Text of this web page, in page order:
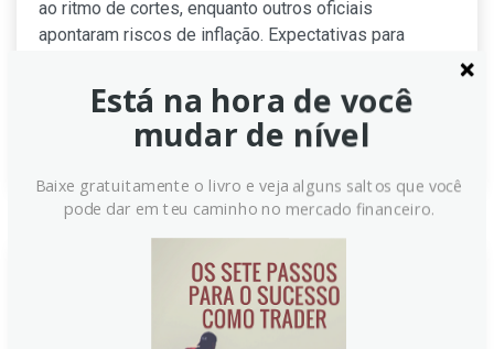
ao ritmo de cortes, enquanto outros oficiais
apontaram riscos de inflação. Expectativas para
ajudaram a moldar o humor do mercado.
Continue lendo
GBP: Bailey indica que o ritmo
do QT permanece sob avaliação
Está na hora de você
mudar de nível
Baixe gratuitamente o livro e veja alguns saltos que você
pode dar em teu caminho no mercado financeiro.